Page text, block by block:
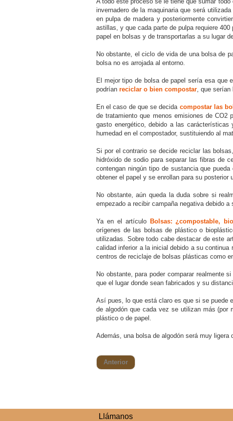
invernadero de la maquinaria que será
en pulpa de madera y posteriormente
astillas, y que cada parte de pulpa requiere
papel en bolsas y de transportarlas a su lugar
No obstante, el ciclo de vida de una bolsa de
bolsa no es arrojada al entorno.
El mejor tipo de bolsa de papel sería esa que
podrían reciclar o bien compostar, que serían
En el caso de que se decida compostar las
de tratamiento que menos emisiones de CO2
gasto energético, debido a las
humedad en el compostador, sustituiendo al
Si por el contrario se decide reciclar las
hidróxido de sodio para separar las fibras de
contengan ningún tipo de sustancia que
obtener el papel y se enrollan para su posterior
No obstante, aún queda la duda sobre si
empezado a recibir campaña negativa debido
Ya en el artículo Bolsas: ¿compostable,
orígenes de las bolsas de plástico o
utilizadas. Sobre todo cabe destacar de este
calidad inferior a la inicial debido a su
centros de reciclaje de bolsas plásticas como
No obstante, para poder comparar realmente
que el lugar donde sean fabricados y su
Así pues, lo que está claro es que si se puede
de algodón que cada vez se utilizan más
plástico o de papel.
Además, una bolsa de algodón será muy
Anterior
Llámanos